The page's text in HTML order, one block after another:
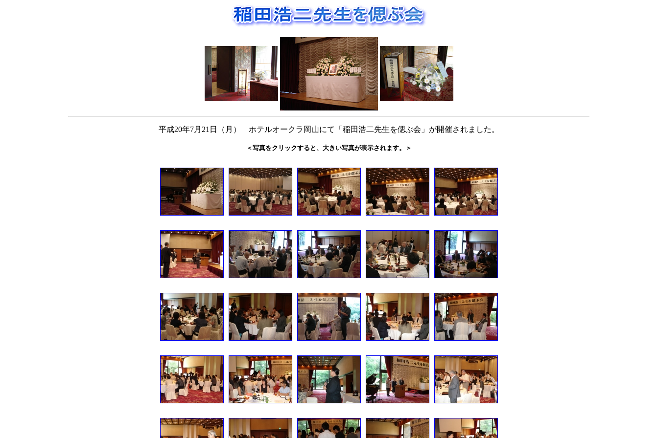
平成20年7月21日（月） ホテルオークラ岡山にて「稲田浩二先生を偲ぶ会」が開催されました。
＜写真をクリックすると、大きい写真が表示されます。＞